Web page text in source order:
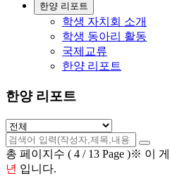
한양 리포트
학생 자치회 소개
학생 동아리 활동
국제교류
한양 리포트
한양 리포트
총 페이지수 ( 4 / 13 Page )※ 이 게
년 입니다.